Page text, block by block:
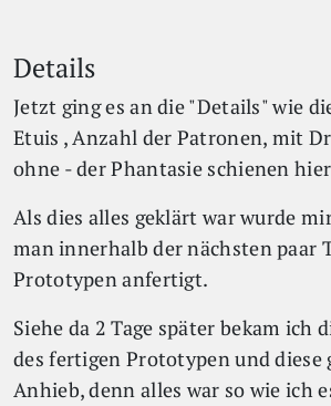
Details
Jetzt ging es an die "Details" wie
Etuis , Anzahl der Patronen, mit
ohne - der Phantasie schienen
Als dies alles geklärt war wurde
man innerhalb der nächsten paar
Prototypen anfertigt.
Siehe da 2 Tage später bekam ich
des fertigen Prototypen und diese
Anhieb, denn alles war so wie ich